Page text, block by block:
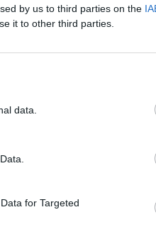
by us to third parties on the
it to other third parties.
data.
for Targeted